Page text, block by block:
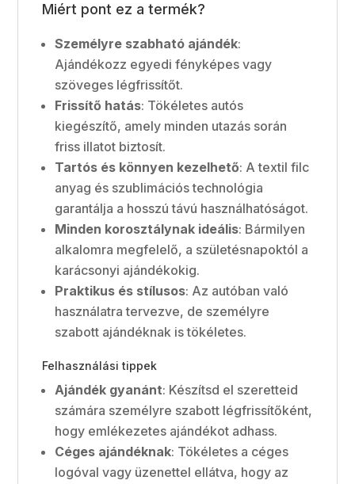
Miért pont ez a termék?
Személyre szabható ajándék:
Ajándékozz egyedi fényképes vagy
szöveges légfrissítőt.
Frissítő hatás: Tökéletes autós
kiegészítő, amely minden utazás során
friss illatot biztosít.
Tartós és könnyen kezelhető: A textil filc
anyag és szublimációs technológia
garantálja a hosszú távú használhatóságot.
Minden korosztálynak ideális: Bármilyen
alkalomra megfelelő, a születésnapoktól a
karácsonyi ajándékokig.
Praktikus és stílusos: Az autóban való
használatra tervezve, de személyre
szabott ajándéknak is tökéletes.
Felhasználási tippek
Ajándék gyanánt: Készítsd el szeretteid
számára személyre szabott légfrissítőként,
hogy emlékezetes ajándékot adhass.
Céges ajándéknak: Tökéletes a céges
logóval vagy üzenettel ellátva, hogy az